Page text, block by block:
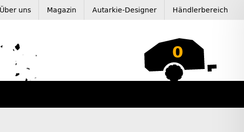
Über uns Magazin Autarkie-Designer Händlerbereich
0